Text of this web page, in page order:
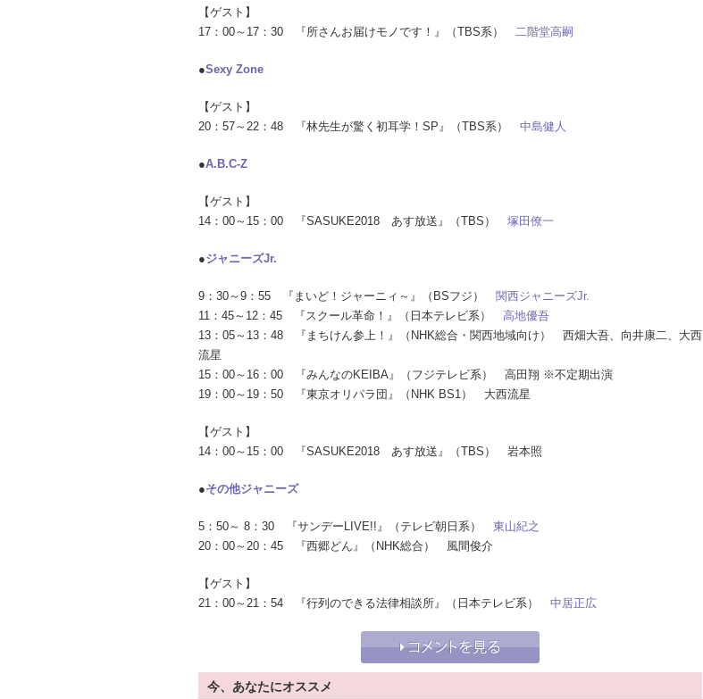
【ゲスト】
17：00～17：30 『所さんお届けモノです！』（TBS系） 二階堂高嗣
●Sexy Zone
【ゲスト】
20：57～22：48 『林先生が驚く初耳学！SP』（TBS系） 中島健人
●A.B.C-Z
【ゲスト】
14：00～15：00 『SASUKE2018 あす放送』（TBS） 塚田僚一
●ジャニーズJr.
9：30～9：55 『まいど！ジャーニィ～』（BSフジ） 関西ジャニーズJr.
11：45～12：45 『スクール革命！』（日本テレビ系） 高地優吾
13：05～13：48 『まちけん参上！』（NHK総合・関西地域向け） 西畑大吾、向井康二、大西
流星
15：00～16：00 『みんなのKEIBA』（フジテレビ系） 高田翔 ※不定期出演
19：00～19：50 『東京オリパラ団』（NHK BS1） 大西流星
【ゲスト】
14：00～15：00 『SASUKE2018 あす放送』（TBS） 岩本照
●その他ジャニーズ
5：50～ 8：30 『サンデーLIVE!!』（テレビ朝日系） 東山紀之
20：00～20：45 『西郷どん』（NHK総合） 風間俊介
【ゲスト】
21：00～21：54 『行列のできる法律相談所』（日本テレビ系） 中居正広
今、あなたにオススメ